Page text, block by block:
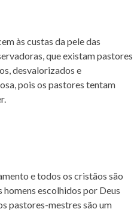
às custas da pele das
que existam pastores
desvalorizados e
pois os pastores tentam
e todos os cristãos são
escolhidos por Deus
pastores-mestres são um